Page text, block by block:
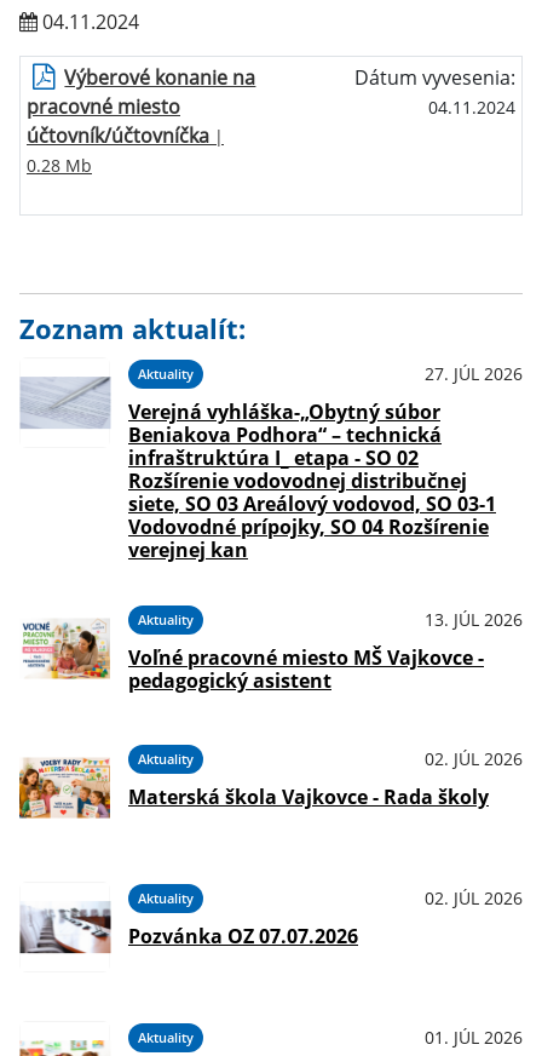
04.11.2024
Výberové konanie na
pracovné miesto
účtovník/účtovníčka |
0.28 Mb
Dátum vyvesenia:
04.11.2024
Zoznam aktualít:
Aktuality 27. JÚL 2026
Verejná vyhláška-„Obytný súbor
Beniakova Podhora“ – technická
infraštruktúra I_ etapa - SO 02
Rozšírenie vodovodnej distribučnej
siete, SO 03 Areálový vodovod, SO 03-1
Vodovodné prípojky, SO 04 Rozšírenie
verejnej kan
Aktuality 13. JÚL 2026
Voľné pracovné miesto MŠ Vajkovce -
pedagogický asistent
Aktuality 02. JÚL 2026
Materská škola Vajkovce - Rada školy
Aktuality 02. JÚL 2026
Pozvánka OZ 07.07.2026
Aktuality 01. JÚL 2026